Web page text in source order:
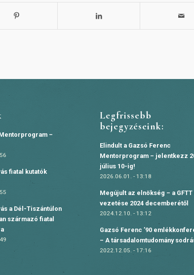
–
fiatal kutatók
a Dél-Tiszántúlon
származó fiatal
Legfrissebb
bejegyzéseink:
Elindult a Gazsó Ferenc
Mentorprogram – jelentkezz
július 10-ig!
2026.06.01. - 13:18
Megújult az elnökség – a GFTT
vezetése 2024 decemberétől
2024.12.10. - 13:12
Gazsó Ferenc ’90
– A társadalomtudomány
2022.12.05. - 17:16